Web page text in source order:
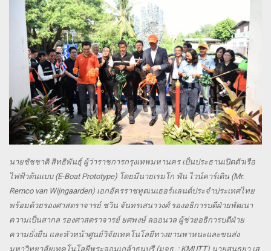
นายชัชชาติ สิทธิพันธุ์ ผู้ว่าราชการกรุงเทพมหานคร เป็นประธานเปิดตัวเรือ
ไฟฟ้าต้นแบบ (E-Boat Prototype) โดยมีนายเรมโก ฟัน ไวน์คาร์เดิน (Mr.
Remco van Wijngaarden) เอกอัครราชทูตเนเธอร์แลนด์ประจำประเทศไทย
พร้อมด้วยรองศาสตราจารย์ ชวิน จันทรเสนาวงศ์ รองอธิการบดีฝ่ายพัฒนา
ความเป็นสากล รองศาสตราจารย์ ยศพงษ์ ลออนวล ผู้ช่วยอธิการบดีฝ่าย
ความยั่งยืน และหัวหน้าศูนย์วิจัยเทคโนโลยีทางยานพาหนะและขนส่ง
มหาวิทยาลัยเทคโนโลยีพระจอมเกล้าธนบุรี (มจธ. : KMUTT) นายสนธยา เส